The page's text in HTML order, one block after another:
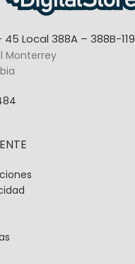
Local 388A – 388B-119
Monterrey